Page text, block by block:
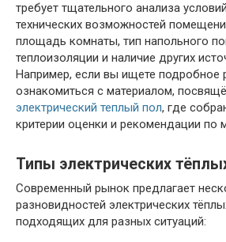
требует тщательного анализа
технических возможностей
площадь комнаты, тип напольного
теплоизоляции и наличие других
Например, если вы ищете подробное
ознакомиться с материалом,
электрический теплый пол, где
критерии оценки и рекомендации по
Типы электрических
Современный рынок предлагает
разновидностей электрических
подходящих для разных ситуаций: